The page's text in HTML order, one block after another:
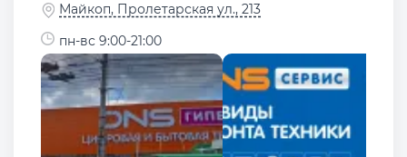
Майкоп, Пролетарская ул., 213
пн-вс 9:00-21:00